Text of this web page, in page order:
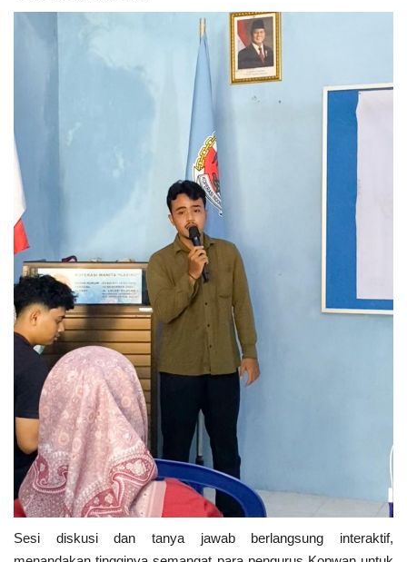
Sesi diskusi dan tanya jawab berlangsung interaktif,